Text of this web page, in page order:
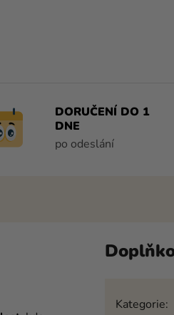
DORUČENÍ DO 1
DNE
po odeslání
Kategorie: